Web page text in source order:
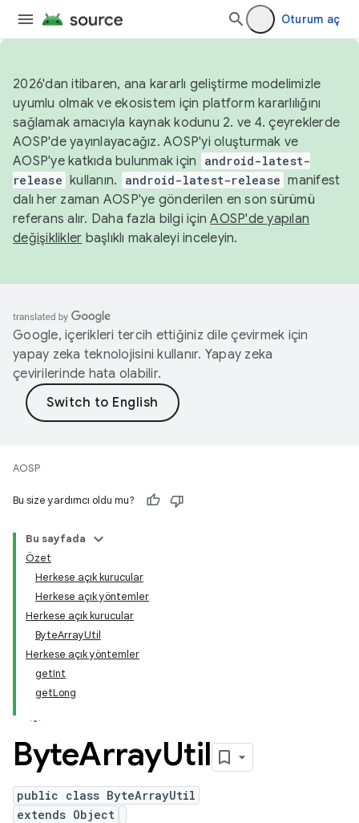
Oturum aç
2026'dan itibaren, ana kararlı geliştirme modelimizle
uyumlu olmak ve ekosistem için platform kararlılığını
sağlamak amacıyla kaynak kodunu 2. ve 4. çeyreklerde
AOSP'de yayınlayacağız. AOSP'yi oluşturmak ve
AOSP'ye katkıda bulunmak için
android-latest-
release kullanın. android-latest-release manifest
dalı her zaman AOSP'ye gönderilen en son sürümü
referans alır. Daha fazla bilgi içinAOSP'de yapılan
değişiklikler başlıklı makaleyi inceleyin.
Google, içerikleri tercih ettiğiniz dile çevirmek için
yapay zeka teknolojisini kullanır. Yapay zeka
çevirilerinde hata olabilir.
AOSP
Bu size yardımcı oldu mu?
Bu sayfada
Özet
Herkese açık kurucular
Herkese açık yöntemler
Herkese açık kurucular
ByteArrayUtil
Herkese açık yöntemler
getInt
getLong
ByteArrayUtil
public class ByteArrayUtil
extends Object